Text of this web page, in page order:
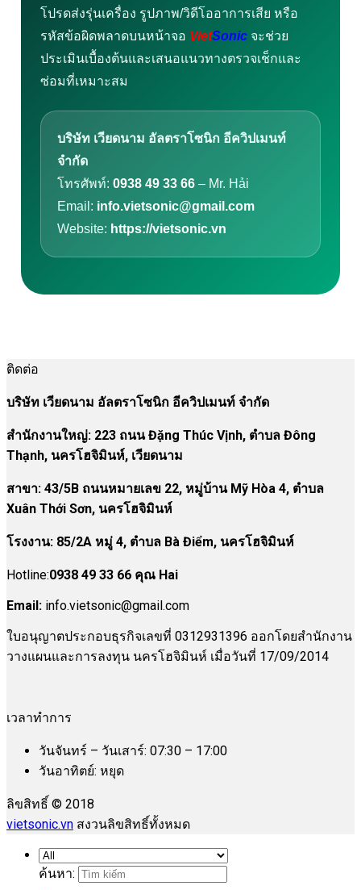
โปรดส่งรุ่นเครื่อง รูปภาพ/วิดีโออาการเสีย หรือ
รหัสข้อผิดพลาดบนหน้าจอ VietSonic จะช่วย
ประเมินเบื้องต้นและเสนอแนวทางตรวจเช็กและ
ซ่อมที่เหมาะสม
บริษัท เวียดนาม อัลตราโซนิก อีควิปเมนท์
จำกัด
โทรศัพท์: 0938 49 33 66 – Mr. Hải
Email: info.vietsonic@gmail.com
Website: https://vietsonic.vn
ติดต่อ
บริษัท เวียดนาม อัลตราโซนิก อีควิปเมนท์ จำกัด
สำนักงานใหญ่: 223 ถนน Đặng Thúc Vịnh, ตำบล Đông
Thạnh, นครโฮจิมินห์, เวียดนาม
สาขา: 43/5B ถนนหมายเลข 22, หมู่บ้าน Mỹ Hòa 4, ตำบล
Xuân Thới Sơn, นครโฮจิมินห์
โรงงาน: 85/2A หมู่ 4, ตำบล Bà Điểm, นครโฮจิมินห์
Hotline:0938 49 33 66 คุณ Hai
Email: info.vietsonic@gmail.com
ใบอนุญาตประกอบธุรกิจเลขที่ 0312931396 ออกโดยสำนักงาน
วางแผนและการลงทุน นครโฮจิมินห์ เมื่อวันที่ 17/09/2014
เวลาทำการ
วันจันทร์ – วันเสาร์: 07:30 – 17:00
วันอาทิตย์: หยุด
ลิขสิทธิ์ © 2018
vietsonic.vn สงวนลิขสิทธิ์ทั้งหมด
ค้นหา: